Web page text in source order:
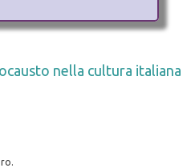
nella cultura italiana